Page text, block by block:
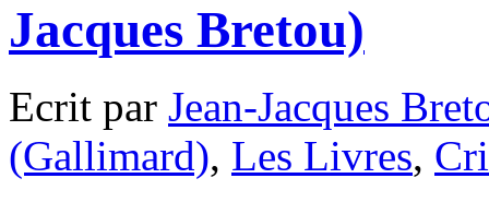
Jacques Bretou)
Ecrit par Jean-Jacques
(Gallimard), Les Livres,